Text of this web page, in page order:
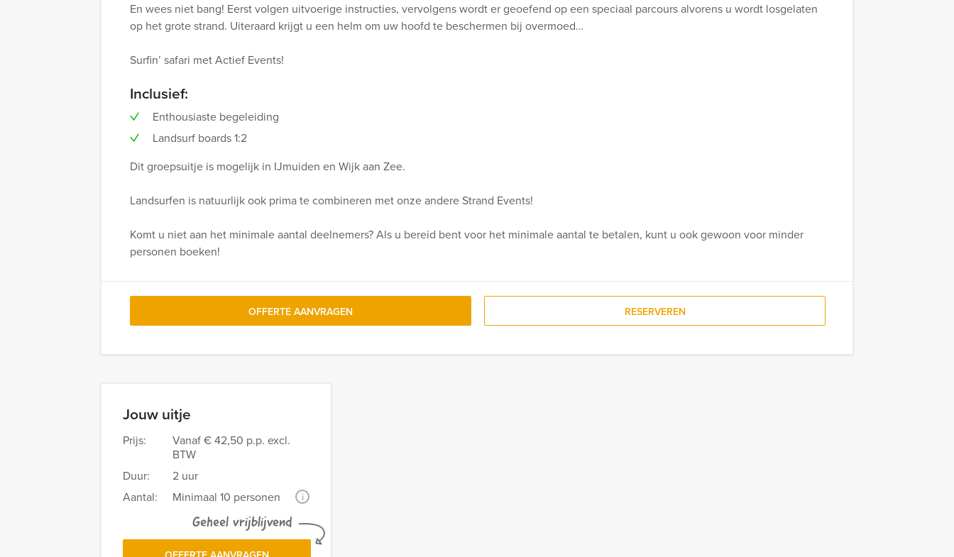
Jouw uitje
Prijs: Vanaf€ 42,50 p.p. excl.
BTW
Duur:
2 uur
Aantal:
Minimaal 10 personen i
Geheel vrijblijvend
En wees niet bang! Eerst volgen uitvoerige instructies, vervolgens wordt er geoefend op een speciaal parcours alvorens u wordt losgelaten
op het grote strand. Uiteraard krijgt u een helm om uw hoofd te beschermen bij overmoed…
Surfin’ safari met Actief Events!
Inclusief:
Enthousiaste begeleiding
Landsurf boards 1:2
Dit groepsuitje is mogelijk in IJmuiden en Wijk aan Zee.
Landsurfen is natuurlijk ook prima te combineren met onze andere Strand Events!
Komt u niet aan het minimale aantal deelnemers? Als u bereid bent voor het minimale aantal te betalen, kunt u ook gewoon voor minder
personen boeken!
OFFERTE AANVRAGEN RESERVEREN